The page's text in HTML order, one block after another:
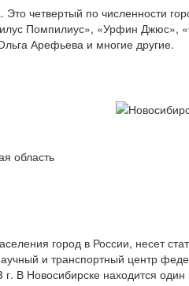
четвертый по численности
Помпилиус», «Урфин
Арефьева и многие другие.
область
город в России, несет
и транспортный центр
г. В Новосибирске находится